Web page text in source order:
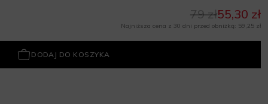
55,30 zł
79 zł
Najniższa cena z 30 dni przed obniżką: 59,25 zł
DODAJ DO KOSZYKA